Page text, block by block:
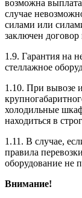
возможна
случае
силами или
заключен договор
1.9. Гарантия на
стеллажное
1.10. При вывозе
холодильные
находиться в
1.11. В случае,
правила
оборудование не
Внимание!